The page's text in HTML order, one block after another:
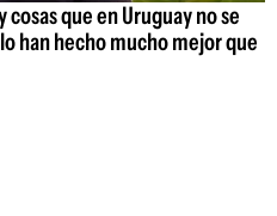
que en Uruguay no se
han hecho mucho mejor que